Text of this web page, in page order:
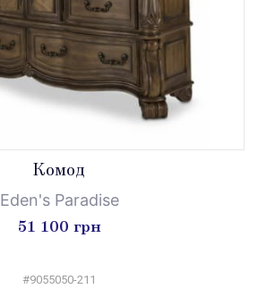
Комод
Eden's Paradise
51 100 грн
#9055050-211